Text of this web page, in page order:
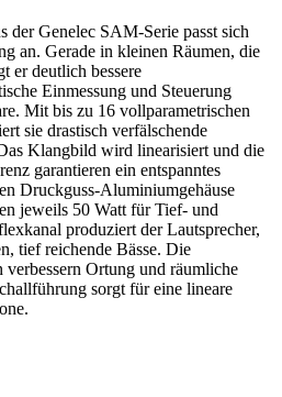
der Genelec SAM-Serie passt sich
an. Gerade in kleinen Räumen, die
er deutlich bessere
Einmessung und Steuerung
Mit bis zu 16 vollparametrischen
sie drastisch verfälschende
Klangbild wird linearisiert und die
garantieren ein entspanntes
Druckguss-Aluminiumgehäuse
jeweils 50 Watt für Tief- und
produziert der Lautsprecher,
tief reichende Bässe. Die
verbessern Ortung und räumliche
sorgt für eine lineare